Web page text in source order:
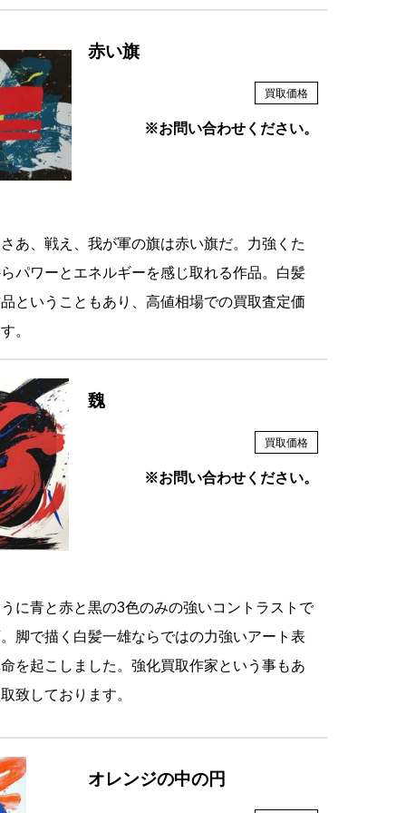
赤い旗
買取価格
※お問い合わせください。
あ、戦え、我が軍の旗は赤い旗だ。力強くた
パワーとエネルギーを感じ取れる作品。白髪
ということもあり、高値相場での買取査定価
。
魏
買取価格
※お問い合わせください。
に青と赤と黒の3色のみの強いコントラストで
脚で描く白髪一雄ならではの力強いアート表
を起こしました。強化買取作家という事もあ
致しております。
オレンジの中の円